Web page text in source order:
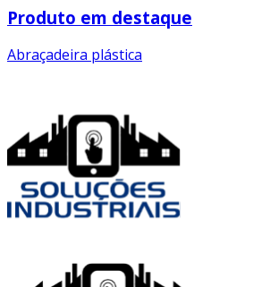
Produto em destaque
Abraçadeira plástica